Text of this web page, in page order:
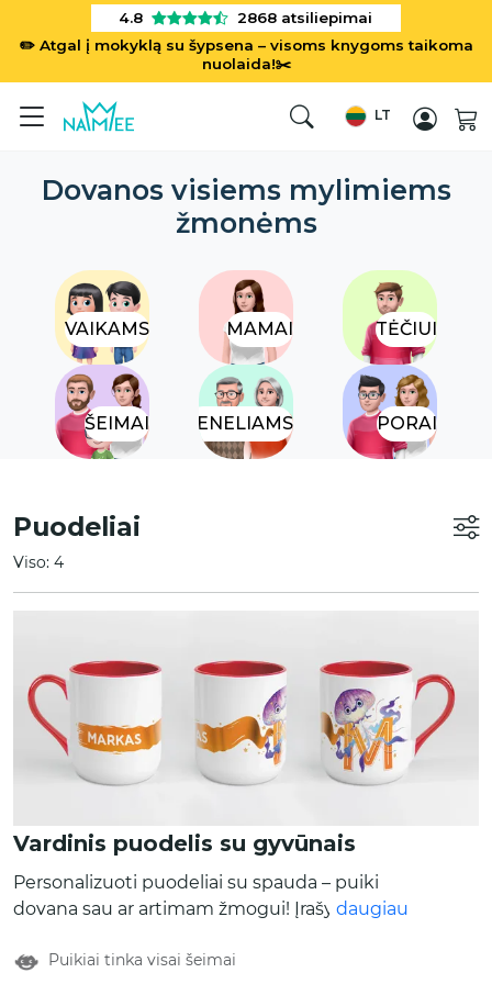
✏️ Atgal į mokyklą su šypsena – visoms knygoms taikoma
nuolaida!✂️
4.8 2868 atsiliepimai
LT
Dovanos visiems mylimiems
žmonėms
VAIKAMS MAMAI TĖČIUI
ŠEIMAI SENELIAMS PORAI
Puodeliai
Viso: 4
Vardinis puodelis su gyvūnais
Personalizuoti puodeliai su spauda – puiki
dovana sau ar artimam žmogui! Įrašyk savo
priderinsime unikalų gyvūno dizainą.
daugiau
Puikiai tinka visai šeimai